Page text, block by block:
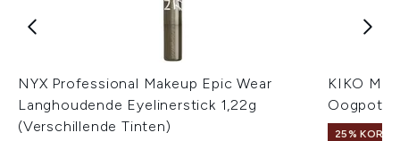
NYX Professional Makeup Epic Wear
Langhoudende Eyelinerstick 1,22g
(Verschillende Tinten)
KIKO
25%